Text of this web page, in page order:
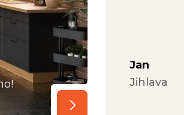
při předání
Jan
Jihlava